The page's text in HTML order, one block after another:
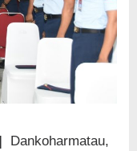
Dankoharmatau,